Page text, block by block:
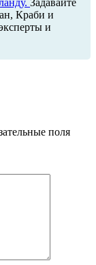
Краби и
и
поля